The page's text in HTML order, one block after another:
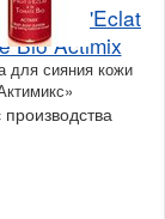
Fruit d'Eclat
Bio Actimix
для сияния кожи